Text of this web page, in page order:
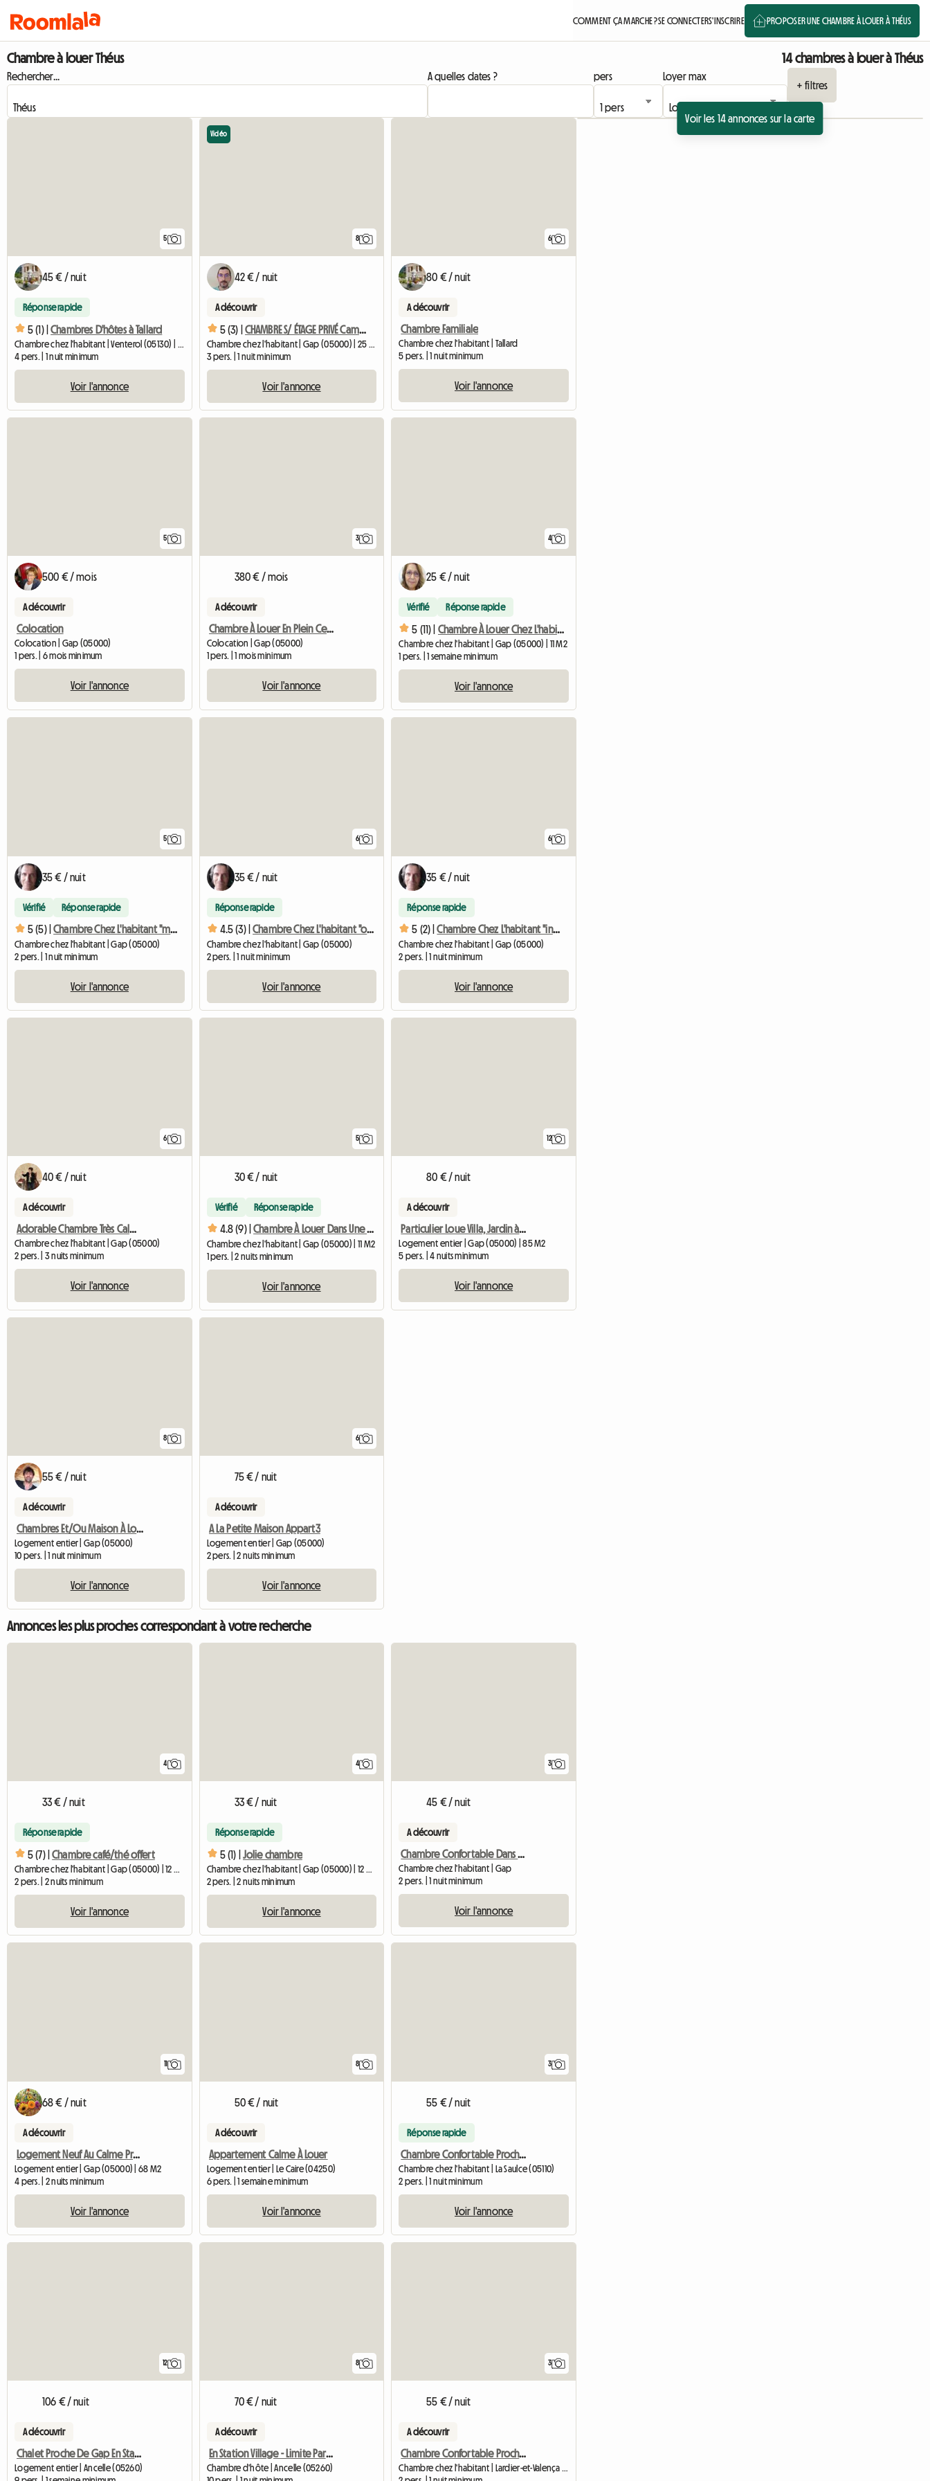
COMMENT ÇA MARCHE ?SE CONNECTERS'INSCRIRE PROPOSER UNE CHAMBRE À LOUER À THÉUS
Chambre à louer Théus 14 chambres à louer à Théus
Rechercher... A quelles dates ? pers
Loyer max
+ filtres
Voir les 14 annonces sur la carte
5
45 € / nuit
Réponse rapide
5 (1) | Chambres D'hôtes à Tallard
Chambre chez l'habitant | Venterol (05130) | 15 M2
4 pers. | 1 nuit minimum
Voir l'annonce
8
Vidéo
42 € / nuit
A découvrir
5 (3) | CHAMBRE S/ ÉTAGE PRIVÉ Campagne, proche Gap
Chambre chez l'habitant | Gap (05000) | 25 M2
3 pers. | 1 nuit minimum
Voir l'annonce
6
80 € / nuit
A découvrir
Chambre Familiale
Chambre chez l'habitant | Tallard
5 pers. | 1 nuit minimum
Voir l'annonce
5
500 € / mois
A découvrir
Colocation
Colocation | Gap (05000)
1 pers. | 6 mois minimum
Voir l'annonce
3
380 € / mois
A découvrir
Chambre À Louer En Plein Centre-Ville De Gap
Colocation | Gap (05000)
1 pers. | 1 mois minimum
Voir l'annonce
4
25 € / nuit
Vérifié Réponse rapide
5 (11) | Chambre À Louer Chez L'habitant
Chambre chez l'habitant | Gap (05000) | 11 M2
1 pers. | 1 semaine minimum
Voir l'annonce
5
35 € / nuit
Vérifié Réponse rapide
5 (5) | Chambre Chez L'habitant "mexicaine"
Chambre chez l'habitant | Gap (05000)
2 pers. | 1 nuit minimum
Voir l'annonce
6
35 € / nuit
Réponse rapide
4.5 (3) | Chambre Chez L'habitant "orientale"
Chambre chez l'habitant | Gap (05000)
2 pers. | 1 nuit minimum
Voir l'annonce
6
35 € / nuit
Réponse rapide
5 (2) | Chambre Chez L'habitant "indienne"
Chambre chez l'habitant | Gap (05000)
2 pers. | 1 nuit minimum
Voir l'annonce
6
40 € / nuit
A découvrir
Adorable Chambre Très Calme, Très Propre, Avec Parquet Avec
Chambre chez l'habitant | Gap (05000)
2 pers. | 3 nuits minimum
Voir l'annonce
5
30 € / nuit
Vérifié Réponse rapide
4.8 (9) | Chambre À Louer Dans Une Villa
Chambre chez l'habitant | Gap (05000) | 11 M2
1 pers. | 2 nuits minimum
Voir l'annonce
12
80 € / nuit
A découvrir
Particulier Loue Villa, Jardin à Gap
Logement entier | Gap (05000) | 85 M2
5 pers. | 4 nuits minimum
Voir l'annonce
8
55 € / nuit
A découvrir
Chambres Et/Ou Maison À Louer
Logement entier | Gap (05000)
10 pers. | 1 nuit minimum
Voir l'annonce
6
75 € / nuit
A découvrir
A La Petite Maison Appart3
Logement entier | Gap (05000)
2 pers. | 2 nuits minimum
Voir l'annonce
Annonces les plus proches correspondant à votre recherche
4
33 € / nuit
Réponse rapide
5 (7) | Chambre café/thé offert
Chambre chez l'habitant | Gap (05000) | 12 M2
2 pers. | 2 nuits minimum
Voir l'annonce
4
33 € / nuit
Réponse rapide
5 (1) | Jolie chambre
Chambre chez l'habitant | Gap (05000) | 12 M2
2 pers. | 2 nuits minimum
Voir l'annonce
3
45 € / nuit
A découvrir
Chambre Confortable Dans Maison Au Calme
Chambre chez l'habitant | Gap
2 pers. | 1 nuit minimum
Voir l'annonce
11
68 € / nuit
A découvrir
Logement Neuf Au Calme Proche De Gap
Logement entier | Gap (05000) | 68 M2
4 pers. | 2 nuits minimum
Voir l'annonce
8
50 € / nuit
A découvrir
Appartement Calme À Louer
Logement entier | Le Caire (04250)
6 pers. | 1 semaine minimum
Voir l'annonce
3
55 € / nuit
Réponse rapide
Chambre Confortable Proche Aérodrome Gap
Chambre chez l'habitant | La Saulce (05110)
2 pers. | 1 nuit minimum
Voir l'annonce
12
106 € / nuit
A découvrir
Chalet Proche De Gap En Station De Ski
Logement entier | Ancelle (05260)
8
70 € / nuit
A découvrir
En Station Village - Limite Parc Écrins
Chambre d'hôte | Ancelle (05260)
3
55 € / nuit
A découvrir
Chambre Confortable Proche Aérodrome Gap
Chambre chez l'habitant | Lardier-et-Valença (05110)